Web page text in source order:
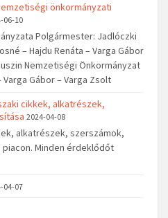
önkormányzati
06-10
Polgármester: Jadlóczki
– Hajdu Renáta – Varga Gábor
Nemzetiségi Önkormányzat
Varga Gábor – Varga Zsolt
cikkek, alkatrészek,
2024-04-08
alkatrészek, szerszámok,
Minden érdeklődőt
04-07